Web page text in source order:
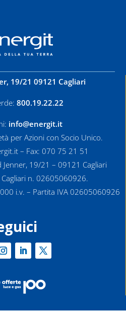
19/21 09121 Cagliari
800.19.22.22
info@energit.it
per Azioni con Socio Unico.
– Fax: 070 75 21 51
Jenner, 19/21 – 09121 Cagliari
Cagliari n. 02605060926.
i.v. – Partita IVA 02605060926